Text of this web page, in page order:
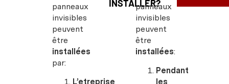
panneaux
invisibles
peuvent
être
installées
par:
L’etreprise
INSTALLER?
panneaux
invisibles
peuvent
être
installées:
Pendant
les